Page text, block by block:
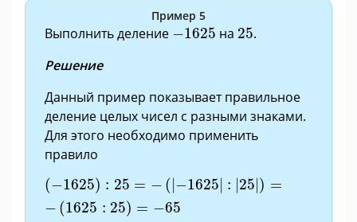
Пример 5
Выполнить деление −1625
1625 на 25
25.
Решение
Данный пример показывает правильное
деление целых чисел с разными знаками.
Для этого необходимо применить
правило
(−1625) : 25 = − ( −1625 : 25 ) =
− (1625 : 25) = −65
(− 1625): 25= 1625|:|25 |)=−(